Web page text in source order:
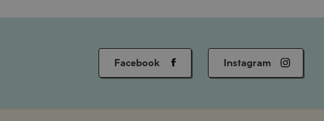
Facebook Instagram